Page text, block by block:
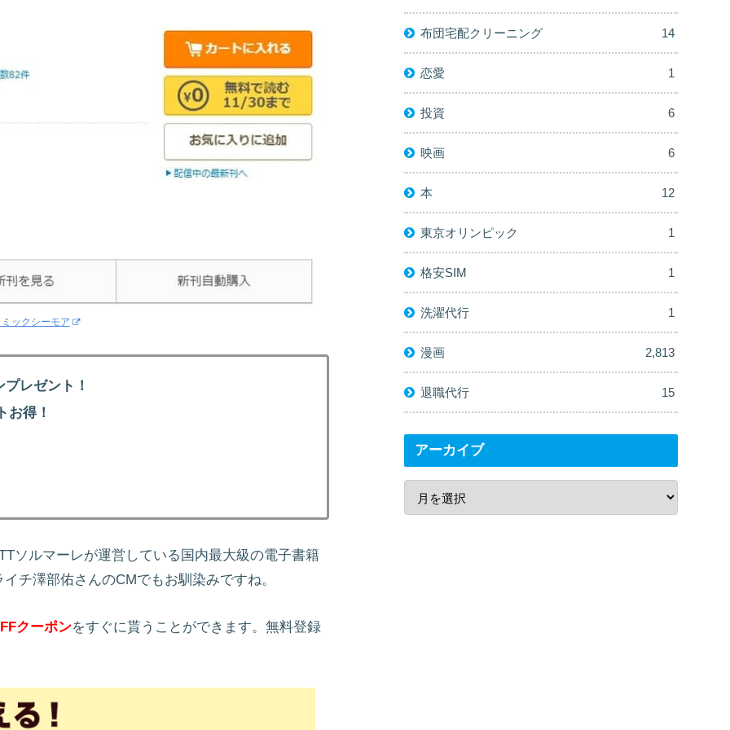
ックシーモア
レゼント！
お得！
ソルマーレが運営している国内最大級の電子書籍
チ澤部佑さんのCMでもお馴染みですね。
クーポンをすぐに貰うことができます。無料登録
布団宅配クリーニング 14
恋愛 1
投資 6
映画 6
本 12
東京オリンピック 1
格安SIM 1
洗濯代行 1
漫画 2,813
退職代行 15
アーカイブ